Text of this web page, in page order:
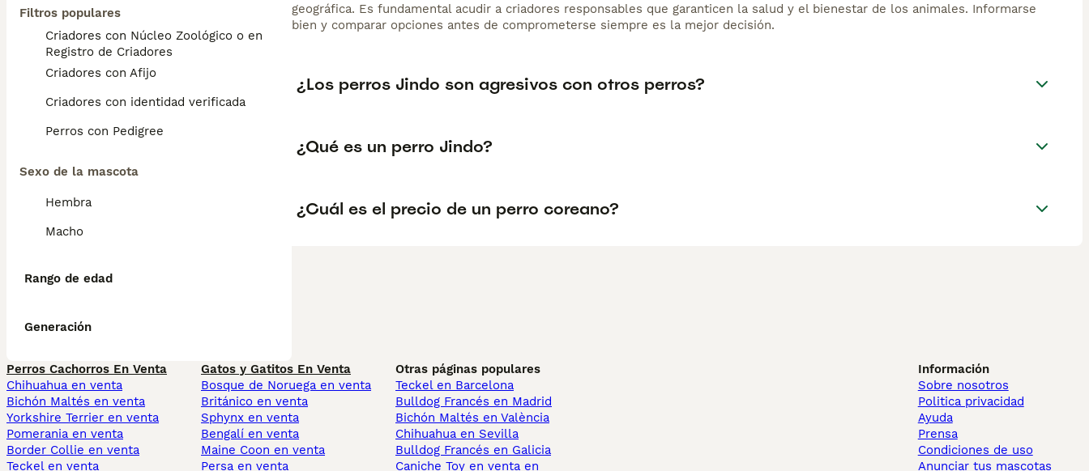
Filtros populares
Criadores con Núcleo Zoológico o en el
Registro de Criadores
Criadores con Afijo
Criadores con identidad verificada
Perros con Pedigree
Sexo de la mascota
Hembra
Macho
Rango de edad
Generación
geográfica. Es fundamental acudir a criadores responsables que garanticen la salud y el bienestar de los animales. Informarse
bien y comparar opciones antes de comprometerse siempre es la mejor decisión.
¿Los perros Jindo son agresivos con otros perros?
¿Qué es un perro Jindo?
¿Cuál es el precio de un perro coreano?
Perros Cachorros En Venta
Chihuahua en venta
Bichón Maltés en venta
Yorkshire Terrier en venta
Pomerania en venta
Border Collie en venta
Teckel en venta
Gatos y Gatitos En Venta
Bosque de Noruega en venta
Británico en venta
Sphynx en venta
Bengalí en venta
Maine Coon en venta
Persa en venta
Otras páginas populares
Teckel en Barcelona
Bulldog Francés en Madrid
Bichón Maltés en València
Chihuahua en Sevilla
Bulldog Francés en Galicia
Caniche Toy en venta en
Información
Sobre nosotros
Politica privacidad
Ayuda
Prensa
Condiciones de uso
Anunciar tus mascotas